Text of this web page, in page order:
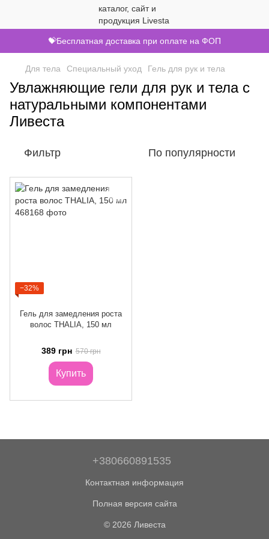
💝Бесплатная доставка при оплате на ФОП
Для тела Специальный уход Гель для рук и тела
Увлажняющие гели для рук и тела с
натуральными компонентами
Ливеста
Фильтр По популярности
−32%
Гель для замедления роста
волос THALIA, 150 мл
389 грн 570 грн
Купить
+380660891535
Контактная информация
Полная версия сайта
© 2026 Ливеста